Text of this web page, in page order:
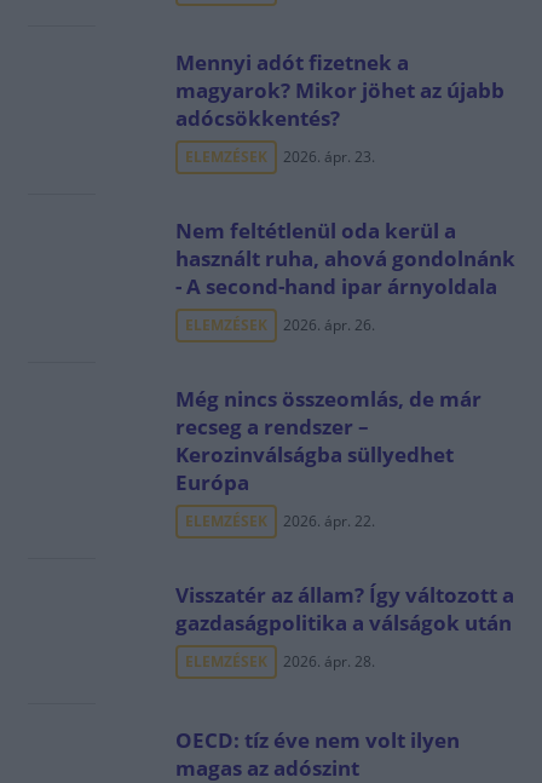
Mennyi adót fizetnek a
magyarok? Mikor jöhet az újabb
adócsökkentés?
ELEMZÉSEK 2026. ápr. 23.
Nem feltétlenül oda kerül a
használt ruha, ahová gondolnánk
- A second-hand ipar árnyoldala
ELEMZÉSEK 2026. ápr. 26.
Még nincs összeomlás, de már
recseg a rendszer –
Kerozinválságba süllyedhet
Európa
ELEMZÉSEK 2026. ápr. 22.
Visszatér az állam? Így változott a
gazdaságpolitika a válságok után
ELEMZÉSEK 2026. ápr. 28.
OECD: tíz éve nem volt ilyen
magas az adószint